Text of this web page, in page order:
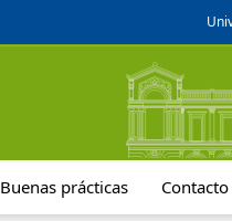
Buenas prácticas Contacto